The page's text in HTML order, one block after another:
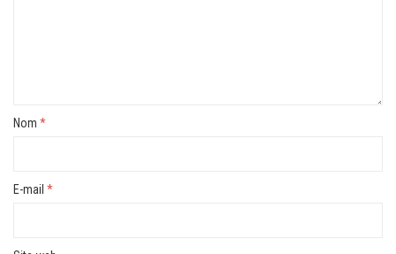
Nom *
E-mail *